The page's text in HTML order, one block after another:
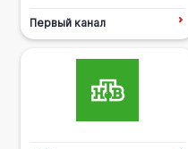
Первый канал